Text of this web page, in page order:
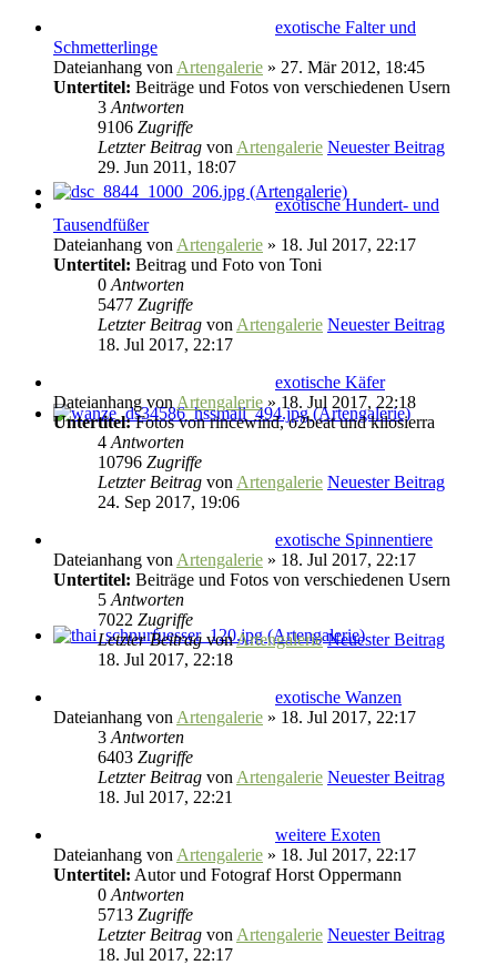
exotische Falter und
Schmetterlinge
Dateianhang von Artengalerie » 27. Mär 2012, 18:45
Untertitel: Beiträge und Fotos von verschiedenen Usern
3 Antworten
9106 Zugriffe
Letzter Beitrag von Artengalerie Neuester Beitrag
29. Jun 2011, 18:07
exotische Hundert- und
Tausendfüßer
Dateianhang von Artengalerie » 18. Jul 2017, 22:17
Untertitel: Beitrag und Foto von Toni
0 Antworten
5477 Zugriffe
Letzter Beitrag von Artengalerie Neuester Beitrag
18. Jul 2017, 22:17
exotische Käfer
Dateianhang von Artengalerie » 18. Jul 2017, 22:18
Untertitel:Fotos von rincewind, o2beat und kilosierra
4 Antworten
10796 Zugriffe
Letzter Beitrag von Artengalerie Neuester Beitrag
24. Sep 2017, 19:06
exotische Spinnentiere
Dateianhang von Artengalerie » 18. Jul 2017, 22:17
Untertitel: Beiträge und Fotos von verschiedenen Usern
5 Antworten
7022 Zugriffe
Letzter BeitragvonArtengalerie Neuester Beitrag
18. Jul 2017, 22:18
exotische Wanzen
Dateianhang von Artengalerie » 18. Jul 2017, 22:17
3 Antworten
6403 Zugriffe
Letzter Beitrag von Artengalerie Neuester Beitrag
18. Jul 2017, 22:21
weitere Exoten
Dateianhang von Artengalerie » 18. Jul 2017, 22:17
Untertitel: Autor und Fotograf Horst Oppermann
0 Antworten
5713 Zugriffe
Letzter Beitrag von Artengalerie Neuester Beitrag
18. Jul 2017, 22:17